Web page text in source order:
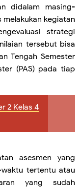
didalam masing-
kegiatan
strategi
tersebut bisa
Tengah Semester
(PAS) pada tiap
2 Kelas 4
asesmen yang
tertentu atau
yang sudah